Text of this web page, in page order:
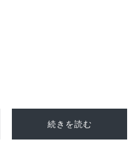
続きを読む